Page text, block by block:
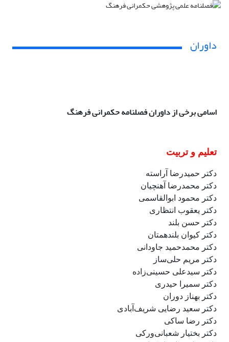
داوران
اسامی برخی از داوران فصلنامه حکمرانی فرهنگ
تعلیم و تربیت
دکتر حمیدرضا آراسته
دکتر محمدرضا آهنچیان
دکتر محمود ابوالقاسمی
دکتر یعقوب انتظاری
دکتر حسن بلند
دکتر کیوان بلندهمتان
دکتر محمدحمید جاودانی
دکتر مریم حلی‌ساز
دکتر سیدعلی حسینی‌زاده
دکتر سمیرا حیدری
دکتر بهناز دوران
دکتر سعید رضایی شریف‌آبادی
دکتر رضا ساکی
دکتر بختیار شعبانی‌ورکی